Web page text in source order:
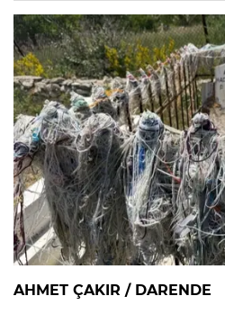
AHMET ÇAKIR / DARENDE